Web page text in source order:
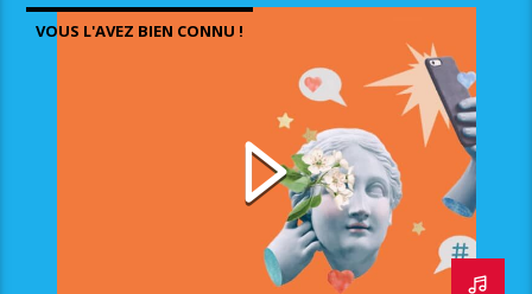
VOUS L'AVEZ BIEN CONNU !